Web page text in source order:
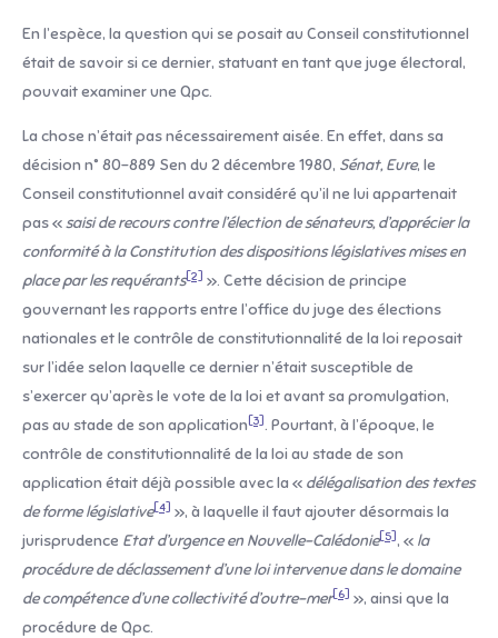
En l’espèce, la question qui se posait au Conseil constitutionnel
était de savoir si ce dernier, statuant en tant que juge électoral,
pouvait examiner une Qpc.
La chose n’était pas nécessairement aisée. En effet, dans sa
décision n° 80-889 Sen du 2 décembre 1980, Sénat, Eure, le
Conseil constitutionnel avait considéré qu’il ne lui appartenait
pas «saisi de recours contre l’élection de sénateurs, d’apprécier la
conformité à la Constitution des dispositions législatives mises en
place par les requérants[2] ». Cette décision de principe
gouvernant les rapports entre l’office du juge des élections
nationales et le contrôle de constitutionnalité de la loi reposait
sur l’idée selon laquelle ce dernier n’était susceptible de
s’exercer qu’après le vote de la loi et avant sa promulgation,
pas au stade de son application[3]. Pourtant, à l’époque, le
contrôle de constitutionnalité de la loi au stade de son
application était déjà possible avec la « délégalisation des textes
de forme législative[4] », à laquelle il faut ajouter désormais la
jurisprudence Etat d’urgence en Nouvelle-Calédonie[5], « la
procédure de déclassement d’une loi intervenue dans le domaine
de compétence d’une collectivité d’outre-mer[6] », ainsi que la
procédure de Qpc.